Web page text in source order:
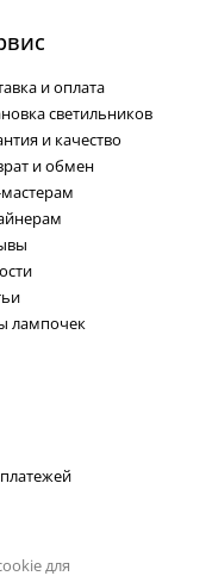
и оплата
светильников
и качество
и обмен
лампочек
для